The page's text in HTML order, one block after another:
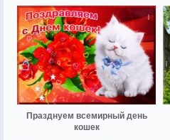
Празднуем всемирный день
кошек